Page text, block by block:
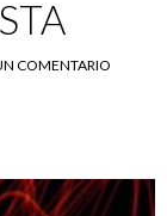
COMENTARIO